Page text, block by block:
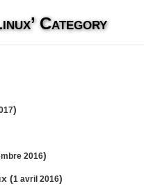
Category
)
2016)
(1 avril 2016)